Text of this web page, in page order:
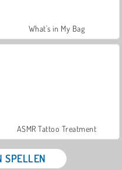
What's in My Bag
ASMR Tattoo Treatment
SPELLEN